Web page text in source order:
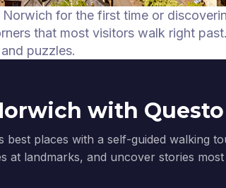
for the first time or
that most visitors walk right past.
puzzles.
with Questo
best places with a self-guided walking
at landmarks, and uncover stories